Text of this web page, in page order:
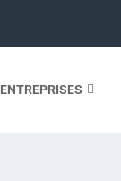
ENTREPRISES